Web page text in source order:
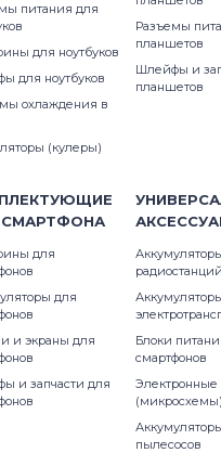
питания для
для ноутбуков
для ноутбуков
охлаждения в
(кулеры)
Разъемы
планшетов
Шлейфы и
планшетов
СМАРТФОНА
для
для
и экраны для
и запчасти для
радиостанций
Блоки
смартфонов
Электронные
(микросхемы)
пылесосов